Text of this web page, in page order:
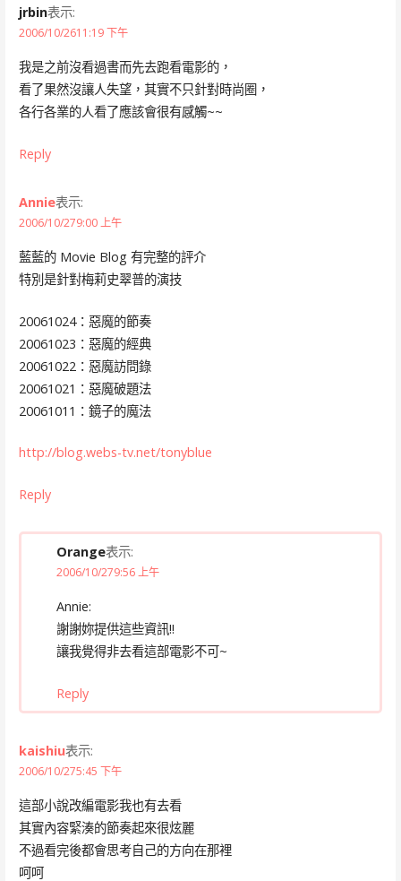
jrbin表示:
2006/10/2611:19 下午
我是之前沒看過書而先去跑看電影的，
看了果然沒讓人失望，其實不只針對時尚圈，
各行各業的人看了應該會很有感觸~~
Reply
Annie表示:
2006/10/279:00 上午
藍藍的 Movie Blog 有完整的評介
特別是針對梅莉史翠普的演技
20061024：惡魔的節奏
20061023：惡魔的經典
20061022：惡魔訪問錄
20061021：惡魔破題法
20061011：鏡子的魔法
http://blog.webs-tv.net/tonyblue
Reply
Orange表示:
2006/10/279:56 上午
Annie:
謝謝妳提供這些資訊!!
讓我覺得非去看這部電影不可~
Reply
kaishiu表示:
2006/10/275:45 下午
這部小說改編電影我也有去看
其實內容緊湊的節奏起來很炫麗
不過看完後都會思考自己的方向在那裡
呵呵